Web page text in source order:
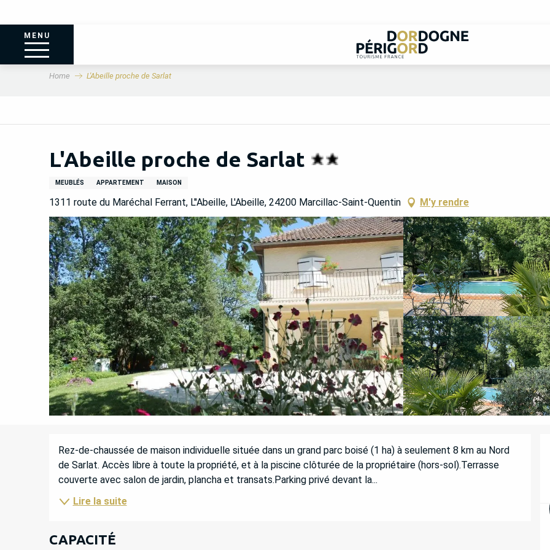
MENU
Home L'Abeille proche de Sarlat
L'Abeille proche de Sarlat
MEUBLÉS APPARTEMENT MAISON
1311 route du Maréchal Ferrant, L''Abeille, L'Abeille, 24200 Marcillac-Saint-Quentin M'y rendre
DESCRIPTION
Rez-de-chaussée de maison individuelle située dans un grand parc boisé (1 ha) à seulement 8 km au Nord
de Sarlat. Accès libre à toute la propriété, et à la piscine clôturée de la propriétaire (hors-sol).Terrasse
couverte avec salon de jardin, plancha et transats.Parking privé devant la...
Lire la suite
CAPACITÉ